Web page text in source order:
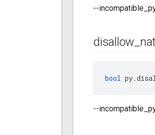
--
disallow
bool
--